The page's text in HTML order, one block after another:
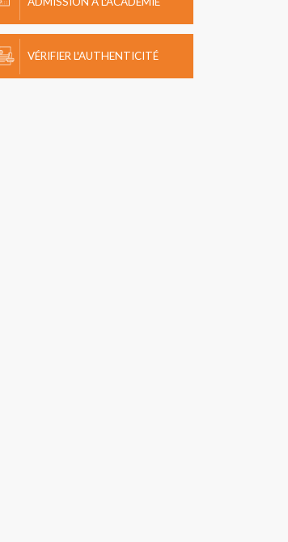
VÉRIFIER L'AUTHENTICITÉ